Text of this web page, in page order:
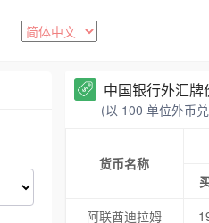
中国银行外汇牌
(以 100 单位外币
货币名称
阿联酋迪拉姆